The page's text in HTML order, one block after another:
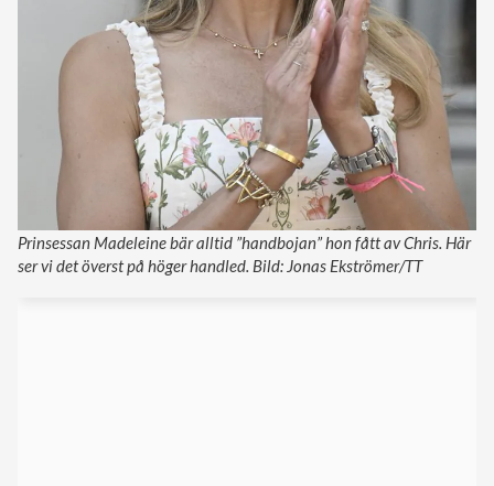
Prinsessan Madeleine bär alltid ”handbojan” hon fått av Chris. Här
ser vi det överst på höger handled. Bild: Jonas Ekströmer/TT